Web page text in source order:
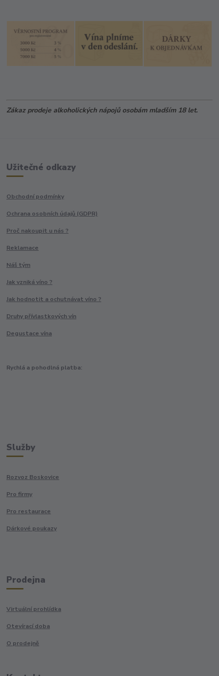
Zákaz prodeje alkoholických nápojů osobám mladším 18 let.
Užitečné odkazy
Obchodní podmínky
Ochrana osobních údajů (GDPR)
Proč nakoupit u nás ?
Reklamace
Náš tým
Jak vzniká víno ?
Jak hodnotit a ochutnávat víno ?
Druhy přívlastkových vín
Degustace vína
Rychlá a pohodlná platba:
Služby
Rozvoz Boskovice
Pro firmy
Pro restaurace
Dárkové poukazy
Prodejna
Virtuální prohlídka
Otevírací doba
O prodejně